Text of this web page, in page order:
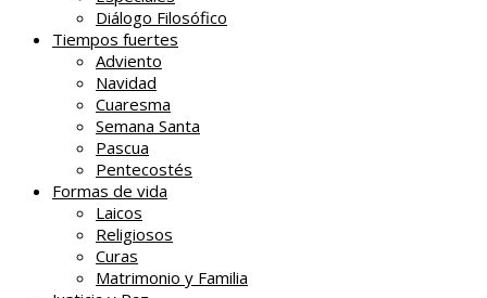
Diálogo Filosófico
Tiempos fuertes
Adviento
Navidad
Cuaresma
Semana Santa
Pascua
Pentecostés
Formas de vida
Laicos
Religiosos
Curas
Matrimonio y Familia